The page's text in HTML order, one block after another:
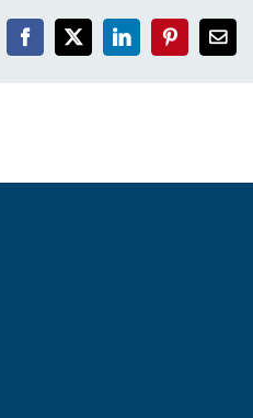
Facebook
X LinkedInPinterestEmail